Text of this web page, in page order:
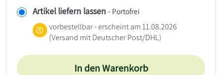
Artikel liefern lassen - Portofrei
vorbestellbar - erscheint am 11.08.2026
(Versand mit Deutscher Post/DHL)
In den Warenkorb